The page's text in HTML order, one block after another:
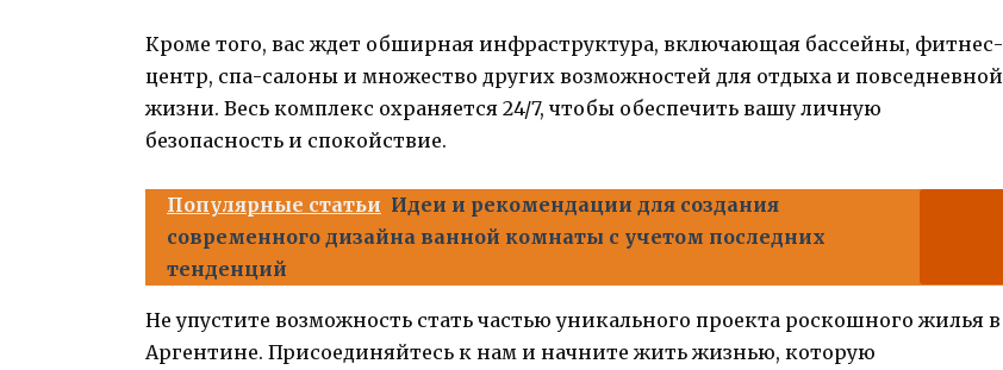
Кроме того, вас ждет обширная инфраструктура, включающая бассейны, фитнес-
центр, спа-салоны и множество других возможностей для отдыха и повседневной
жизни. Весь комплекс охраняется 24/7, чтобы обеспечить вашу личную
безопасность и спокойствие.
Популярные статьи Идеи и рекомендации для создания
современного дизайна ванной комнаты с учетом последних
тенденций
Не упустите возможность стать частью уникального проекта роскошного жилья в
Аргентине. Присоединяйтесь к нам и начните жить жизнью, которую